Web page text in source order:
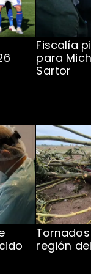
Fiscalía
para
Sartor
región